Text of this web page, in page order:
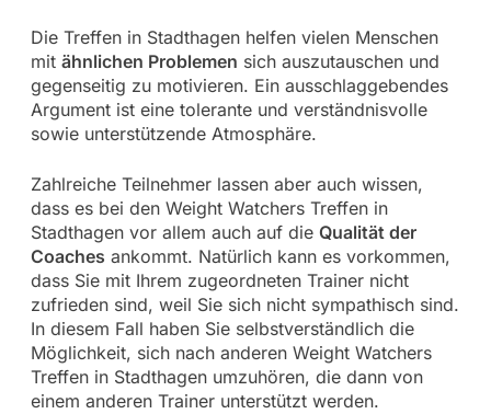
Die Treffen in Stadthagen helfen vielen Menschen
mit ähnlichen Problemen sich auszutauschen und
gegenseitig zu motivieren. Ein ausschlaggebendes
Argument ist eine tolerante und verständnisvolle
sowie unterstützende Atmosphäre.
Zahlreiche Teilnehmer lassen aber auch wissen,
dass es bei den Weight Watchers Treffen in
Stadthagen vor allem auch auf die Qualität der
Coaches ankommt. Natürlich kann es vorkommen,
dass Sie mit Ihrem zugeordneten Trainer nicht
zufrieden sind, weil Sie sich nicht sympathisch sind.
In diesem Fall haben Sie selbstverständlich die
Möglichkeit, sich nach anderen Weight Watchers
Treffen in Stadthagen umzuhören, die dann von
einem anderen Trainer unterstützt werden.